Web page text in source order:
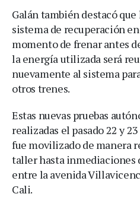
Galán también destacó
sistema de recuperación
momento de frenar antes
la energía utilizada será
nuevamente al sistema
otros trenes.
Estas nuevas pruebas
realizadas el pasado 22 y
fue movilizado de manera
taller hasta inmediaciones
entre la avenida
Cali.